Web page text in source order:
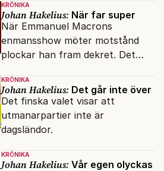
KRÖNIKA
Johan Hakelius: När far super
När Emmanuel Macrons
enmansshow möter motstånd
plockar han fram dekret. Det
liberaler.
KRÖNIKA
Johan Hakelius: Det går inte över
Det finska valet visar att
utmanarpartier inte är
dagsländor.
KRÖNIKA
Johan Hakelius: Vår egen olyckas